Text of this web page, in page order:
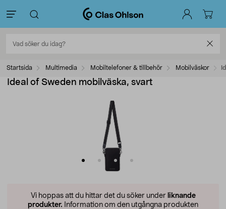
Startsida Multimedia Mobiltelefoner & tillbehör Mobilväskor
Ideal of Sweden mobilväska, svart
Vi hoppas att du hittar det du söker under liknande
produkter. Information om den utgångna produkten